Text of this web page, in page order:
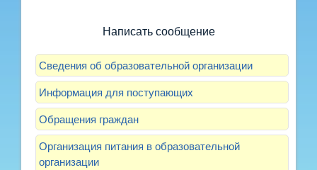
Написать сообщение
Сведения об образовательной организации
Информация для поступающих
Обращения граждан
Организация питания в образовательной
организации